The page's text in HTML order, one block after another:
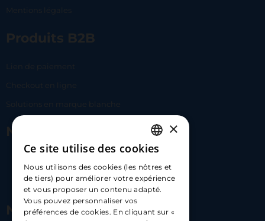
Mentions légales
Produits B2B
Lien de paiement
Checkout en ligne
Solutions en marque blanche
Nous contacter
hello@carloapp.com
Nous suivre
FRENCH
ENGLISH
SPANISH
×
Ce site utilise des cookies
Nous utilisons des cookies (les nôtres et
de tiers) pour améliorer votre expérience
et vous proposer un contenu adapté.
Vous pouvez personnaliser vos
préférences de cookies. En cliquant sur «